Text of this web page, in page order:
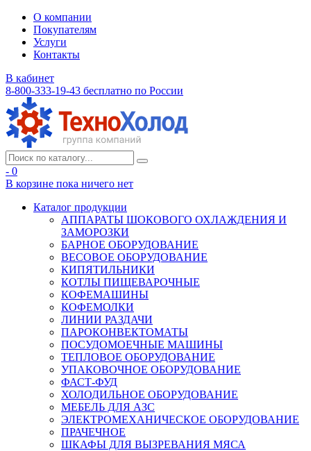
О компании
Покупателям
Услуги
Контакты
В кабинет
8-800-333-19-43 бесплатно по России
- 0
В корзине пока ничего нет
Каталог продукции
АППАРАТЫ ШОКОВОГО ОХЛАЖДЕНИЯ И
ЗАМОРОЗКИ
БАРНОЕ ОБОРУДОВАНИЕ
ВЕСОВОЕ ОБОРУДОВАНИЕ
КИПЯТИЛЬНИКИ
КОТЛЫ ПИЩЕВАРОЧНЫЕ
КОФЕМАШИНЫ
КОФЕМОЛКИ
ЛИНИИ РАЗДАЧИ
ПАРОКОНВЕКТОМАТЫ
ПОСУДОМОЕЧНЫЕ МАШИНЫ
ТЕПЛОВОЕ ОБОРУДОВАНИЕ
УПАКОВОЧНОЕ ОБОРУДОВАНИЕ
ФАСТ-ФУД
ХОЛОДИЛЬНОЕ ОБОРУДОВАНИЕ
МЕБЕЛЬ ДЛЯ АЗС
ЭЛЕКТРОМЕХАНИЧЕСКОЕ ОБОРУДОВАНИЕ
ПРАЧЕЧНОЕ
ШКАФЫ ДЛЯ ВЫЗРЕВАНИЯ МЯСА